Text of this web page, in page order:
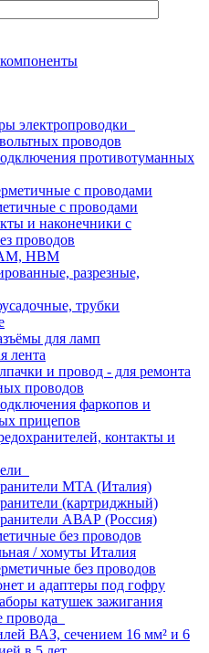
электропроводки
проводов
противотуманных
с проводами
с проводами
и наконечники с
проводов
НВМ
разрезные,
трубки
для ламп
лента
и провод - для ремонта
проводов
фаркопов и
прицепов
контакты и
MTA (Италия)
(картриджный)
АВАР (Россия)
без проводов
/ хомуты Италия
без проводов
и адаптеры под гофру
катушек зажигания
провода
ВАЗ, сечением 16 мм² и 6